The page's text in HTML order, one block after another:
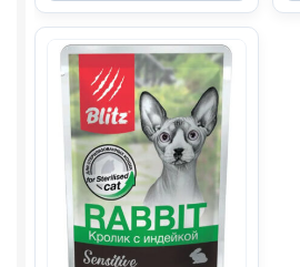
(ГОВЯДИНА
И
МАЛИНА)
80г